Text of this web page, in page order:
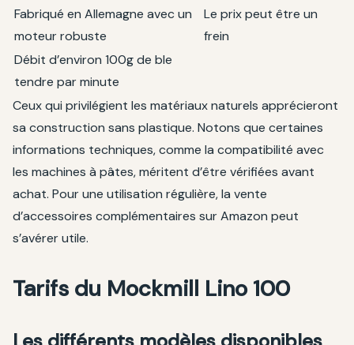
Fabriqué en Allemagne avec un
moteur robuste
Le prix peut être un
frein
Débit d’environ 100g de ble
tendre par minute
Ceux qui privilégient les matériaux naturels apprécieront
sa construction sans plastique. Notons que certaines
informations techniques, comme la compatibilité avec
les machines à pâtes, méritent d’être vérifiées avant
achat. Pour une utilisation régulière, la vente
d’accessoires complémentaires sur Amazon peut
s’avérer utile.
Tarifs du Mockmill Lino 100